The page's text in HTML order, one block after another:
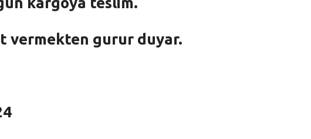
vermekten gurur duyar.